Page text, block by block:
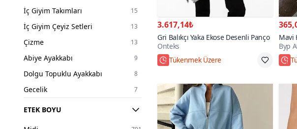
Şort
Tayt
Eşofman Takım
Tesettür Elbise
Tesettür Abiye Elbise
Tesettür Takım 279
Tesettür Tunik 56
İç Giyim Takımları 15
İç Giyim Çeyiz Setleri 13
Çizme 13
Abiye Ayakkabı 9
Dolgu Topuklu Ayakkabı 8
Gecelik 7
Jartiyer
ETEK BOYU
3.617,14₺
Gri Balıkçı Yaka Ekose Desenli Panço
Onteks
Hızlı Kargo
Mavi
Byp